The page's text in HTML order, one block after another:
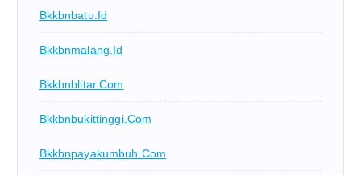
Bkkbnbatu.id
Bkkbnmalang.id
Bkkbnblitar.com
Bkkbnbukittinggi.com
Bkkbnpayakumbuh.com